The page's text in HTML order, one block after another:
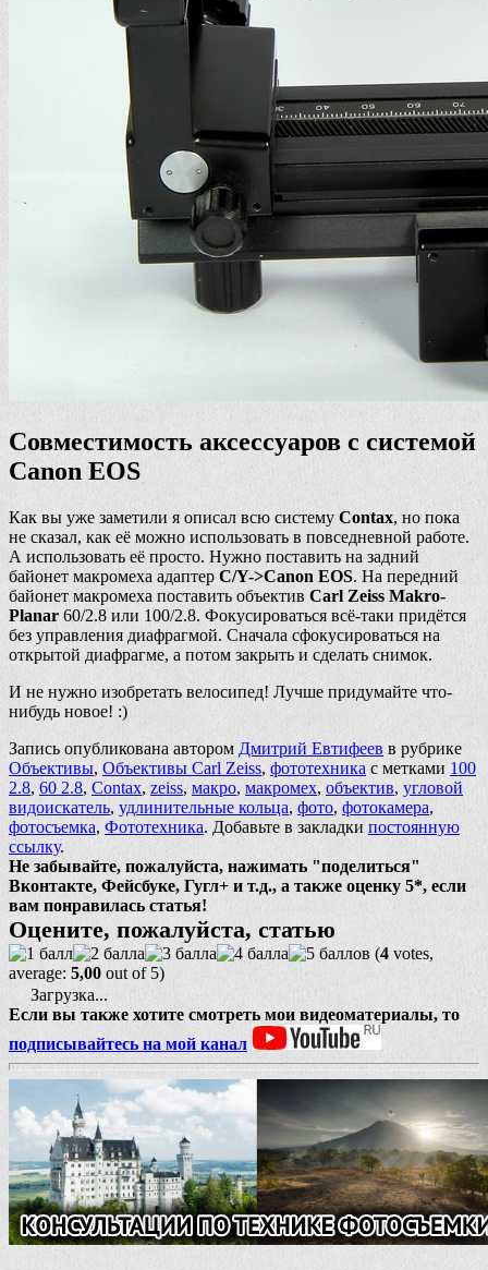
Совместимость аксессуаров с системой
Canon EOS
Как вы уже заметили я описал всю систему Contax, но пока
не сказал, как её можно использовать в повседневной работе.
А использовать её просто. Нужно поставить на задний
байонет макромеха адаптер C/Y->Canon EOS. На передний
байонет макромеха поставить объектив Carl Zeiss Makro-
Planar 60/2.8 или 100/2.8. Фокусироваться всё-таки придётся
без управления диафрагмой. Сначала сфокусироваться на
открытой диафрагме, а потом закрыть и сделать снимок.
И не нужно изобретать велосипед! Лучше придумайте что-
нибудь новое! :)
Запись опубликована автором Дмитрий Евтифеев в рубрике
Объективы, Объективы Carl Zeiss, фототехника с метками 100
2.8, 60 2.8, Contax, zeiss, макро, макромех, объектив, угловой
видоискатель, удлинительные кольца, фото, фотокамера,
фотосъемка, Фототехника. Добавьте в закладки постоянную
ссылку.
Не забывайте, пожалуйста, нажимать "поделиться"
Вконтакте, Фейсбуке, Гугл+ и т.д., а также оценку 5*, если
вам понравилась статья!
Оцените, пожалуйста, статью
(4 votes,
average: 5,00 out of 5)
Загрузка...
Если вы также хотите смотреть мои видеоматериалы, то
подписывайтесь на мой канал